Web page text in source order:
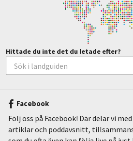
Hittade du inte det du letade efter?
Facebook
Följ oss på Facebook! Där delar vi
artiklar och poddavsnitt,